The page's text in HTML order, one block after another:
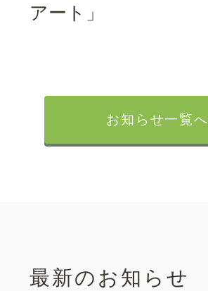
アート」
お知らせ一覧へ
最新のお知らせ